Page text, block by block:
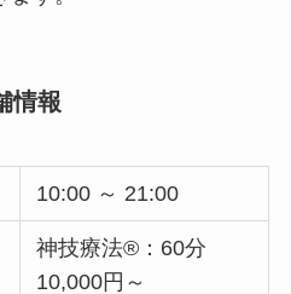
情報
10:00 ～ 21:00
神技療法®：60分
10,000円～